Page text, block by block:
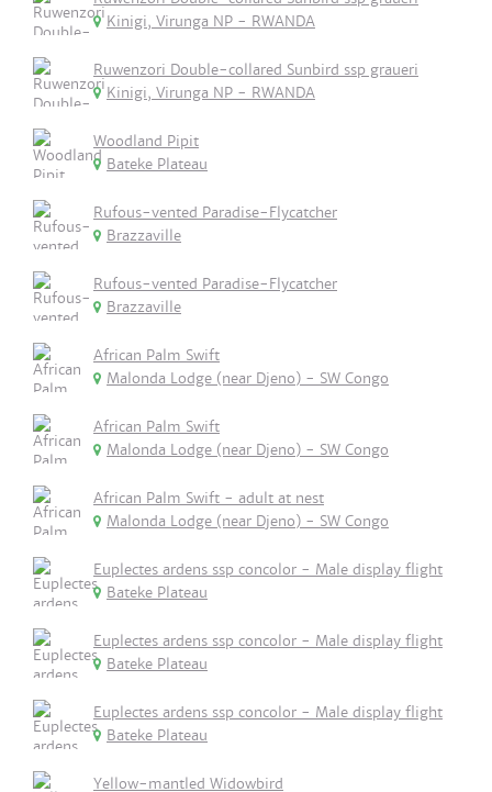
Kinigi, Virunga NP - RWANDA
Ruwenzori Double-collared Sunbird ssp graueri
Kinigi, Virunga NP - RWANDA
Woodland Pipit
Bateke Plateau
Rufous-vented Paradise-Flycatcher
Brazzaville
Rufous-vented Paradise-Flycatcher
Brazzaville
African Palm Swift
Malonda Lodge (near Djeno) - SW Congo
African Palm Swift
Malonda Lodge (near Djeno) - SW Congo
African Palm Swift - adult at nest
Malonda Lodge (near Djeno) - SW Congo
Euplectes ardens ssp concolor - Male display flight
Bateke Plateau
Euplectes ardens ssp concolor - Male display flight
Bateke Plateau
Euplectes ardens ssp concolor - Male display flight
Bateke Plateau
Yellow-mantled Widowbird